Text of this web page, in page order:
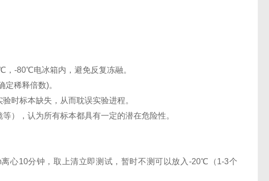
，-80℃电冰箱内，避免反复冻融。
稀释倍数)。
时标本缺失，从而耽误实验进程。
），认为所有标本都具有一定的潜在危险性。
心10分钟，取上清立即测试，暂时不测可以放入-20℃（1-3个